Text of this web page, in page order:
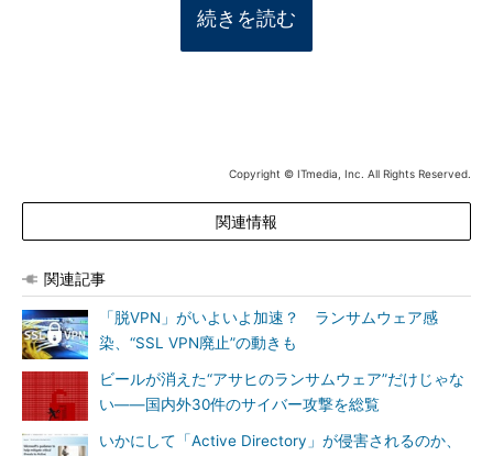
続きを読む
Copyright © ITmedia, Inc. All Rights Reserved.
関連情報
関連記事
「脱VPN」がいよいよ加速？ ランサムウェア感
染、“SSL VPN廃止”の動きも
ビールが消えた“アサヒのランサムウェア”だけじゃな
い――国内外30件のサイバー攻撃を総覧
いかにして「Active Directory」が侵害されるのか、